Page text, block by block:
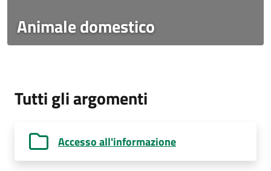
Animale domestico
Tutti gli argomenti
Accesso all'informazione